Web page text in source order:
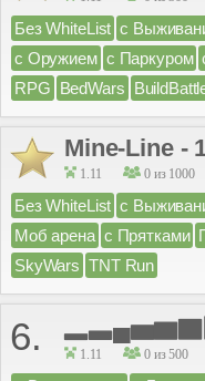
Без WhiteList с
с Оружием с Паркуром
RPG BedWars
Mine-Line -
1.11 0 из 1000
Без WhiteList с
Моб арена с Прятками
SkyWars TNT Run
6. ▂▃▄▅▆▇▉
1.11 0 из 500